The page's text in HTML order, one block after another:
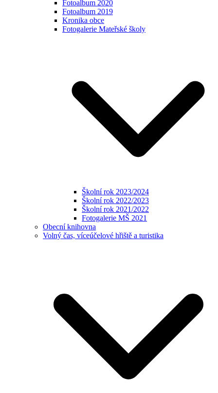
Fotoalbum 2020
Fotoalbum 2019
Kronika obce
Fotogalerie Mateřské školy
Školní rok 2023/2024
Školní rok 2022/2023
Školní rok 2021/2022
Fotogalerie MŠ 2021
Obecní knihovna
Volný čas, víceúčelové hřiště a turistika